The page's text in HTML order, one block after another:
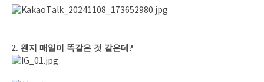
2. 왠지 매일이 똑같은 것 같은데?